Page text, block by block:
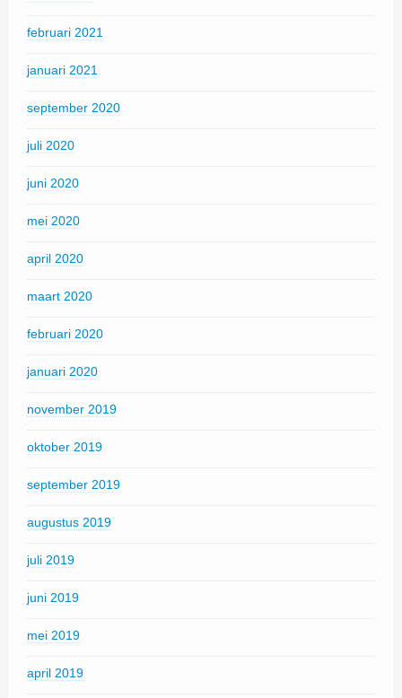
februari 2021
januari 2021
september 2020
juli 2020
juni 2020
mei 2020
april 2020
maart 2020
februari 2020
januari 2020
november 2019
oktober 2019
september 2019
augustus 2019
juli 2019
juni 2019
mei 2019
april 2019